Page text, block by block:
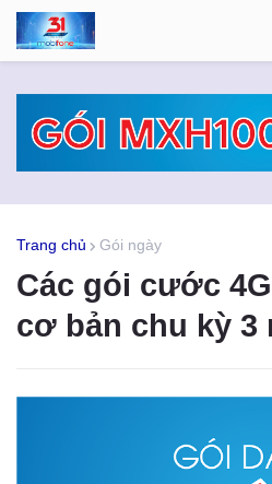
Trang chủ Gói ngày
Các gói cước
cơ bản chu kỳ 3